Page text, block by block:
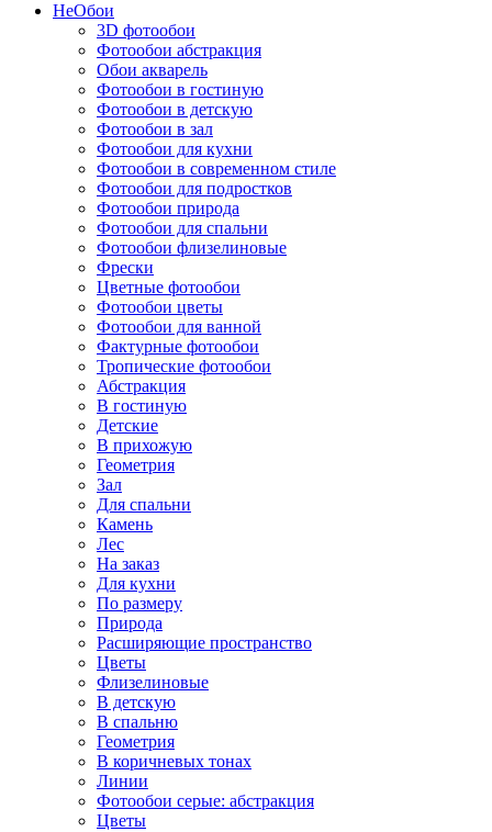
НеОбои
3D фотообои
Фотообои абстракция
Обои акварель
Фотообои в гостиную
Фотообои в детскую
Фотообои в зал
Фотообои для кухни
Фотообои в современном стиле
Фотообои для подростков
Фотообои природа
Фотообои для спальни
Фотообои флизелиновые
Фрески
Цветные фотообои
Фотообои цветы
Фотообои для ванной
Фактурные фотообои
Тропические фотообои
Абстракция
В гостиную
Детские
В прихожую
Геометрия
Зал
Для спальни
Камень
Лес
На заказ
Для кухни
По размеру
Природа
Расширяющие пространство
Цветы
Флизелиновые
В детскую
В спальню
Геометрия
В коричневых тонах
Линии
Фотообои серые: абстракция
Цветы